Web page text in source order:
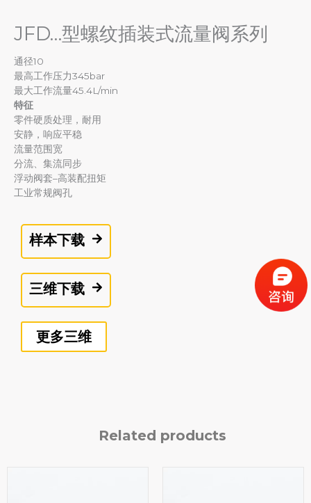
JFD…型螺纹插装式流量阀系列
通径10
最高工作压力345bar
最大工作流量45.4L/min
特征
零件硬质处理，耐用
安静，响应平稳
流量范围宽
分流、集流同步
浮动阀套–高装配扭矩
工业常规阀孔
样本下载
三维下载
更多三维
Related products